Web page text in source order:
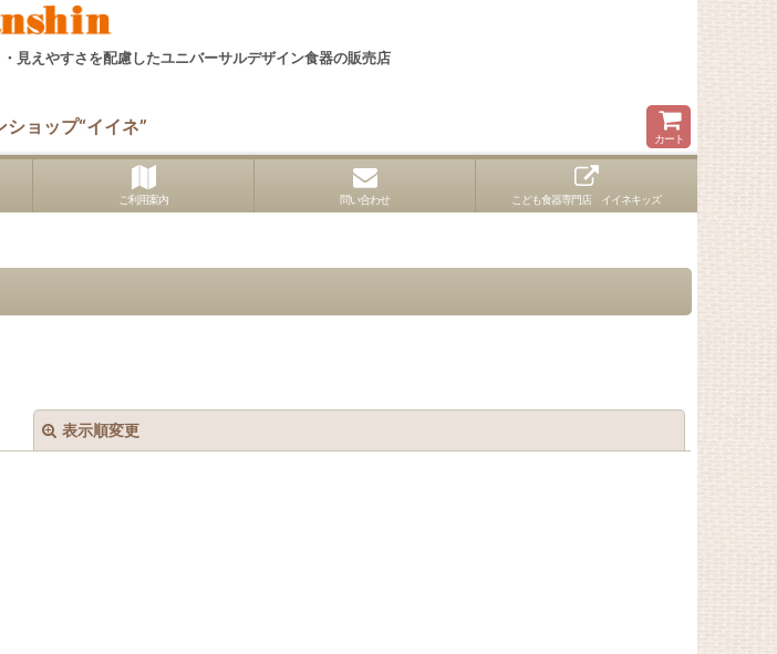
見えやすさを配慮したユニバーサルデザイン食器の販売店
ショップ“イイネ”
カート
ご利用案内 問い合わせ こども食器専門店 イイネキッズ
表示順変更